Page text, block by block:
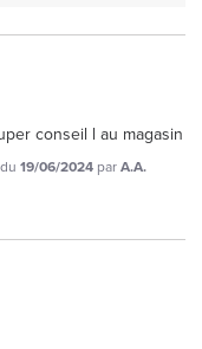
conseil l au magasin
19/06/2024 parA.A.